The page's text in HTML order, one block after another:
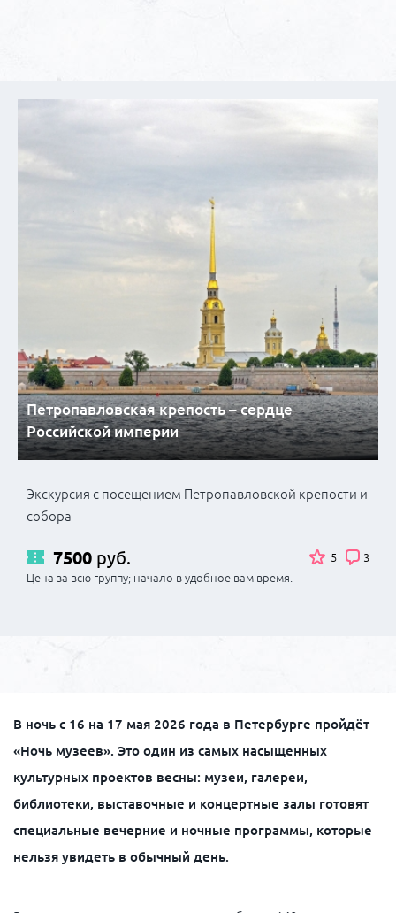
Петропавловская крепость – сердце
Российской империи
Экскурсия с посещением Петропавловской крепости и
собора
7500 руб. 5
3
Цена за всю группу; начало в удобное вам время.
В ночь с 16 на 17 мая 2026 года в Петербурге пройдёт
«Ночь музеев». Это один из самых насыщенных
культурных проектов весны: музеи, галереи,
библиотеки, выставочные и концертные залы готовят
специальные вечерние и ночные программы, которые
нельзя увидеть в обычный день.